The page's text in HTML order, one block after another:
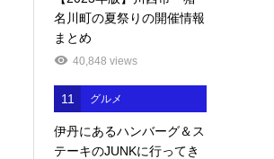
名川町の夏祭りの開催情報
まとめ
40,848 views
11 グルメ
伊丹にあるハンバーグ＆ス
テーキのJUNKに行ってき